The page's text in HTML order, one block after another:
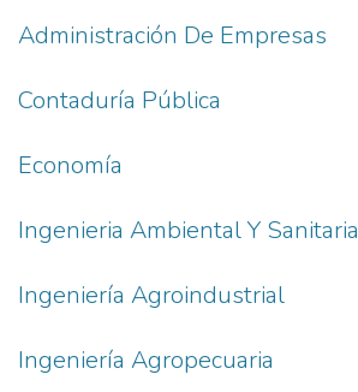
Administración De Empresas
Contaduría Pública
Economía
Ingenieria Ambiental Y Sanitaria
Ingeniería Agroindustrial
Ingeniería Agropecuaria